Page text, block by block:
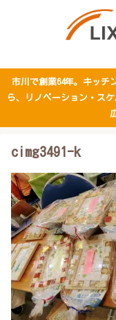
市川で創業64年。キッチ
ら、リノベーション・ス
cimg3491-k